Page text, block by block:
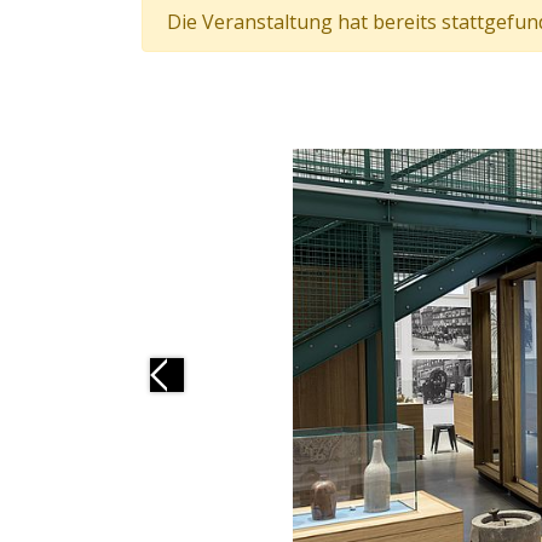
Die Veranstaltung hat bereits
Previous